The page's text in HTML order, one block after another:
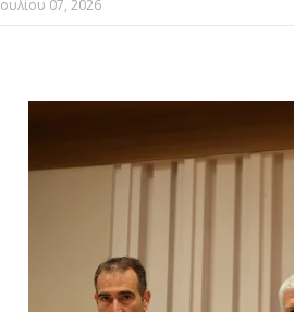
Ιουλίου 07, 2026